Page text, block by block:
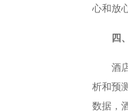
心和放
四
酒店
析和预
数据，